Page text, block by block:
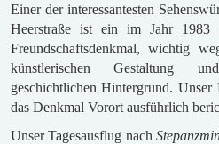
Einer der interessantesten
Heerstraße ist ein im Jahr 1983
Freundschaftsdenkmal, wichtig
künstlerischen Gestaltung
geschichtlichen Hintergrund.
das Denkmal Vorort ausführlich
Unser Tagesausflug nach